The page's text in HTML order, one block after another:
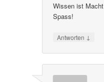
Wissen ist Macht
Spass!
Antworten ↓